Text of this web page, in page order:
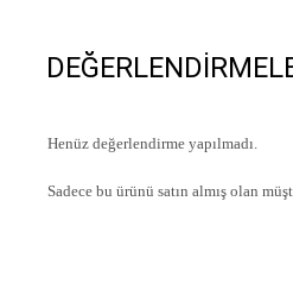
Henüz değerlendirme yapılmadı.
Sadece bu ürünü satın almış olan